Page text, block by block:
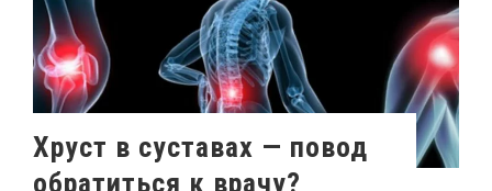
Хруст в суставах — повод
обратиться к врачу?